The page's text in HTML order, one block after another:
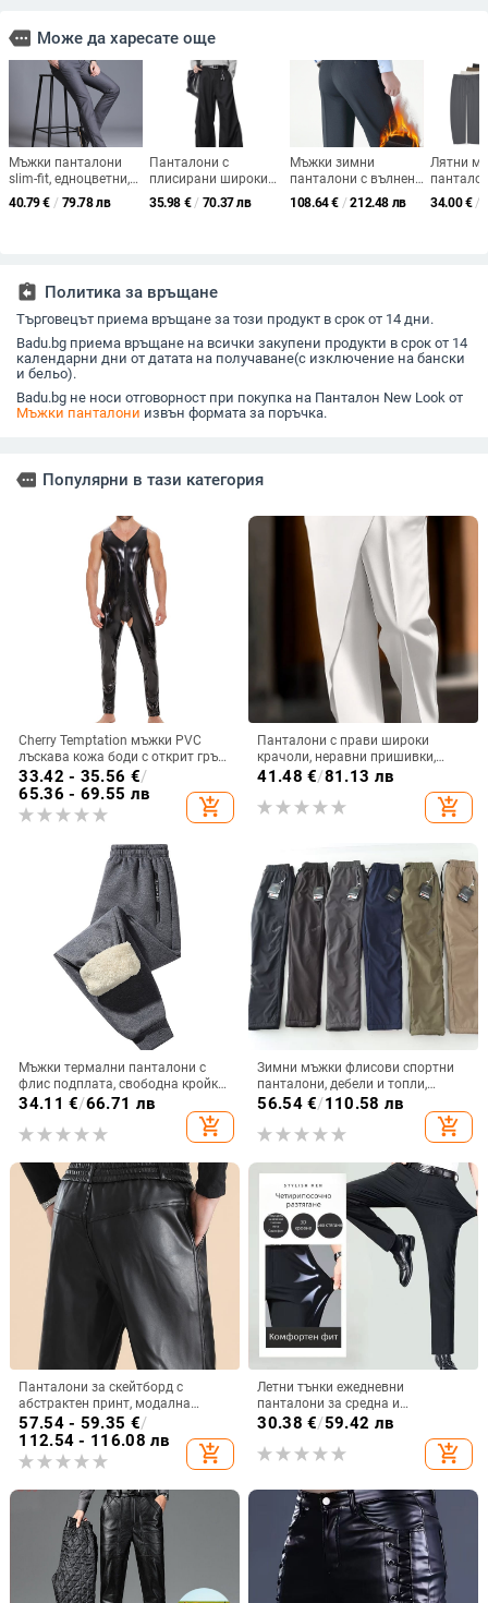
more Може да харесате още
Мъжки панталони
slim-fit, едноцветни,
за бизнес и
ежедневно облекло
40.79€ / 79.78 лв
Панталони с
плисирани широки
крачоли, свободен
крой, есен, 100%
35.98 € / 70.37 лв
Мъжки зимни
панталони с вълнена
подплата, висока
талия, свободна
108.64€ / 212.48 лв
Лятни
анти-
34.00€ /
assignment_return Политика за връщане
Търговецът приема връщане за този продукт в срок от 14 дни.
Badu.bg приема връщане на всички закупени продукти в срок от 14
календарни дни от датата на получаване(с изключение на бански
и бельо).
Badu.bg не носи отговорност при покупка на Панталон New Look от
Мъжки панталони извън формата за поръчка.
more Популярни в тази категория
Cherry Temptation мъжки PVC
лъскава кожа боди с открит гръб,
слим кройка, подплата PU и
прави панталони
33.42 - 35.56 €/
65.36 - 69.55 лв
add_shopping_cart
Панталони с прави широки
крачоли, неравни пришивки,
копче детайл, микроеластичност,
41.48 €/81.13 лв
add_shopping_cart
Мъжки термални панталони с
флис подплата, свободна кройка,
средна талия, смес от химически
34.11 €/66.71 лв
add_shopping_cart
Зимни мъжки флисови спортни
панталони, дебели и топли,
свободна права кройка, с връзка
56.54€/110.58 лв
add_shopping_cart
Панталони за скейтборд с
абстрактен принт, модална
тъкан, PU съдържание, талия
средна
57.54 - 59.35 €/
112.54 - 116.08 лв
add_shopping_cart
Летни тънки ежедневни
панталони за средна и
напреднала възраст, ледено
копринени панталони за мъже,
еластични ежедневни панталони,
30.38 €/59.42 лв
add_shopping_cart